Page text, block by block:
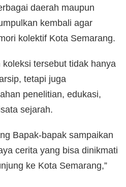
daerah maupun
kembali agar
kolektif Kota Semarang.
tersebut tidak hanya
tetapi juga
penelitian, edukasi,
sejarah.
Bapak-bapak sampaikan
cerita yang bisa dinikmati
ke Kota Semarang,”